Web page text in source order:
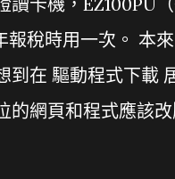
稅時用一次。 本
到在 驅動程式下載
網頁和程式應該改